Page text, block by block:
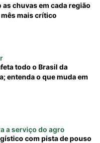
chuvas em cada região
mais crítico
todo o Brasil da
entenda o que muda em
a serviço do agro
com pista de pouso